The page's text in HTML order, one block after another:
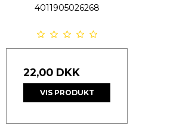
4011905026268
22,00 DKK
VIS PRODUKT